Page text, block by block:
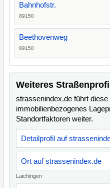
Bahnhofstr.
89150
Beethovenweg
89150
Weiteres
strassenindex.de führt
immobilienbezogenes
Standortfaktoren weiter.
Detailprofil auf
Ort auf strassenindex.de
Laichingen